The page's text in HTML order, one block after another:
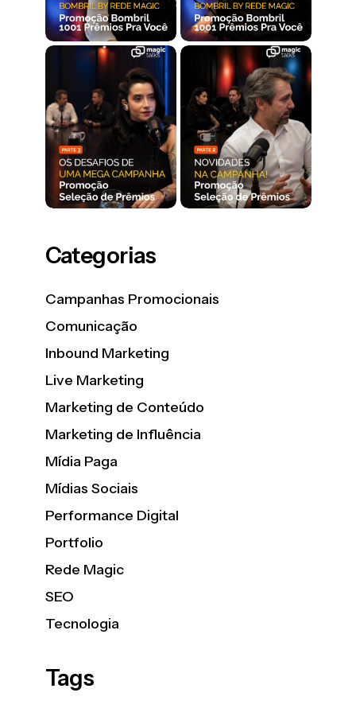
Categorias
Campanhas Promocionais
Comunicação
Inbound Marketing
Live Marketing
Marketing de Conteúdo
Marketing de Influência
Mídia Paga
Mídias Sociais
Performance Digital
Portfolio
Rede Magic
SEO
Tecnologia
Tags